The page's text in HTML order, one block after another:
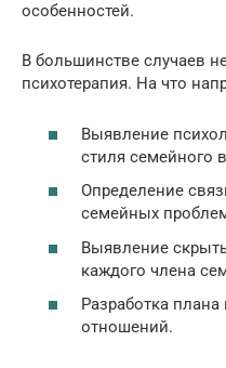
особенностей.
В большинстве случаев
психотерапия. На что
Выявление
стиля семейного
Определение
семейных
Выявление
каждого члена
Разработка
отношений.